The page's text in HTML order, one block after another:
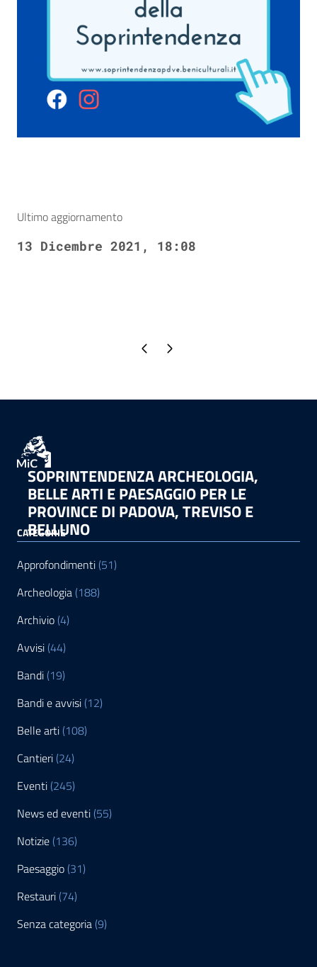
Ultimo aggiornamento
13 Dicembre 2021, 18:08
Pagina precedente
Pagina successiva
SOPRINTENDENZA ARCHEOLOGIA,
BELLE ARTI E PAESAGGIO PER LE
PROVINCE DI PADOVA, TREVISO E
BELLUNO
CATEGORIE
Approfondimenti (51)
Archeologia (188)
Archivio (4)
Avvisi (44)
Bandi (19)
Bandi e avvisi (12)
Belle arti (108)
Cantieri (24)
Eventi (245)
News ed eventi (55)
Notizie (136)
Paesaggio (31)
Restauri (74)
Senza categoria (9)